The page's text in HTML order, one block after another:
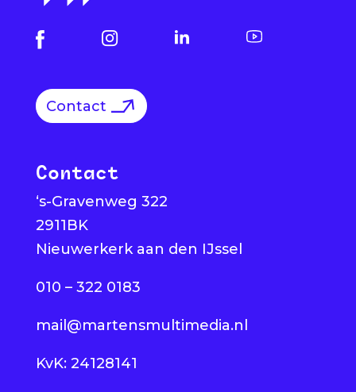
Contact
Contact
‘s-Gravenweg 322
2911BK
Nieuwerkerk aan den IJssel
010 – 322 0183
mail@martensmultimedia.nl
KvK: 24128141